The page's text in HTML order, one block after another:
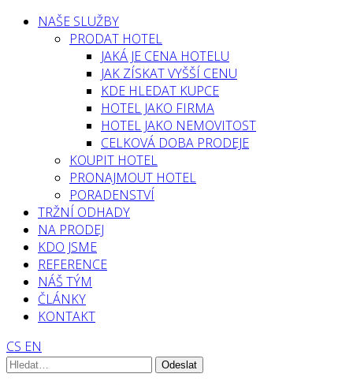
NAŠE SLUŽBY
PRODAT HOTEL
JAKÁ JE CENA HOTELU
JAK ZÍSKAT VYŠŠÍ CENU
KDE HLEDAT KUPCE
HOTEL JAKO FIRMA
HOTEL JAKO NEMOVITOST
CELKOVÁ DOBA PRODEJE
KOUPIT HOTEL
PRONAJMOUT HOTEL
PORADENSTVÍ
TRŽNÍ ODHADY
NA PRODEJ
KDO JSME
REFERENCE
NÁŠ TÝM
ČLÁNKY
KONTAKT
CS EN